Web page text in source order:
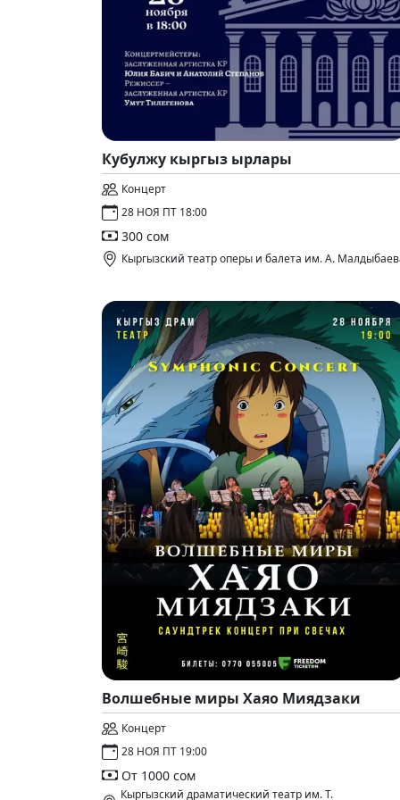
Кубулжу кыргыз ырлары
Концерт
28 НОЯ ПТ 18:00
300 сом
Кыргызский театр оперы и балета им. А.
Волшебные миры Хаяо Миядзаки
Концерт
28 НОЯ ПТ 19:00
От 1000 сом
Кыргызский драматический театр им. Т.